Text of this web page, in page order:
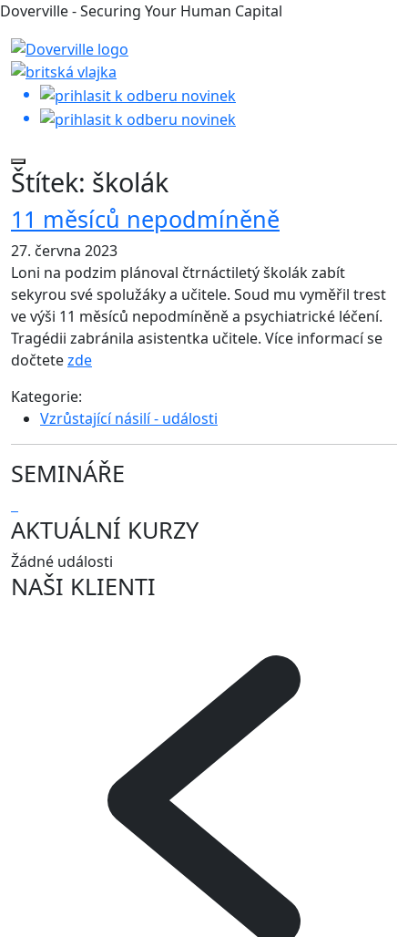
Doverville - Securing Your Human Capital
Štítek: školák
11 měsíců nepodmíněně
27. června 2023
Loni na podzim plánoval čtrnáctiletý školák zabít
sekyrou své spolužáky a učitele. Soud mu vyměřil trest
ve výši 11 měsíců nepodmíněně a psychiatrické léčení.
Tragédii zabránila asistentka učitele. Více informací se
dočtetezde
Kategorie:
Vzrůstající násilí - události
SEMINÁŘE
AKTUÁLNÍ KURZY
Žádné události
NAŠI KLIENTI